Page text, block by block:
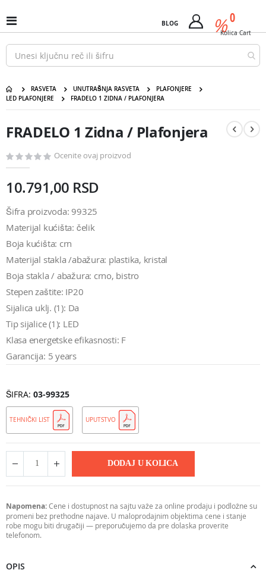
na
sadržaj
Uključi
/
isključi
Nav
BLOG %
Cart 0
Kolica Cart
RASVETA UNUTRAŠNJA RASVETA
PLAFONJERE
LED PLAFONJERE
FRADELO 1 ZIDNA / PLAFONJERA
kraj
galerije
FRADELO 1 Zidna / Plafonjera
početak
galerije
FRADELO 1 Zidna / Plafonjera
Ocenite ovaj proizvod
10.791,00 RSD
Šifra proizvoda: 99325
Materijal kućišta: čelik
Boja kućišta: crn
Materijal stakla /abažura: plastika, kristal
Boja stakla / abažura: crno, bistro
Stepen zaštite: IP20
Sijalica uklj. (1): Da
Tip sijalice (1): LED
Klasa energetske efikasnosti: F
Garancija: 5 years
ŠIFRA 03-99325
TEHNIČKI LIST UPUTSTVO
DODAJ U KOLICA
Napomena:Cene i dostupnost na sajtu važe za online prodaju i podložne su
promeni bez prethodne najave. U maloprodajnim objektima cene i stanje
robe mogu biti drugačiji — preporučujemo da pre dolaska proverite
telefonom.
OPIS